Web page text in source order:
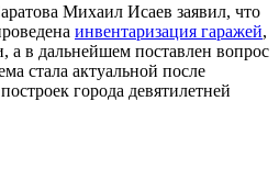
Михаил Исаев заявил, что
инвентаризация гаражей,
а в дальнейшем поставлен вопрос
стала актуальной после
города девятилетней